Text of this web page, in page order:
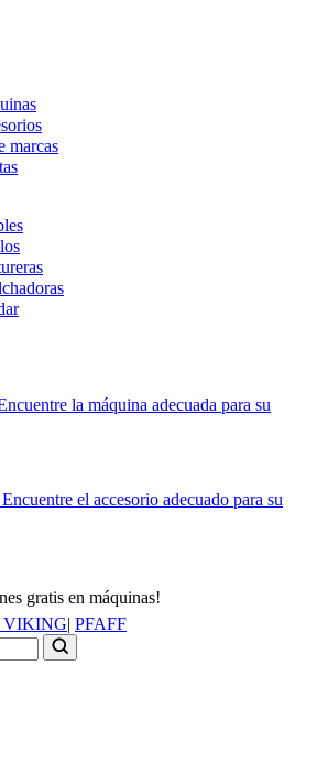
marcas
la máquina adecuada para su
Encuentre el accesorio adecuado para su
gratis en máquinas!
VIKING| PFAFF